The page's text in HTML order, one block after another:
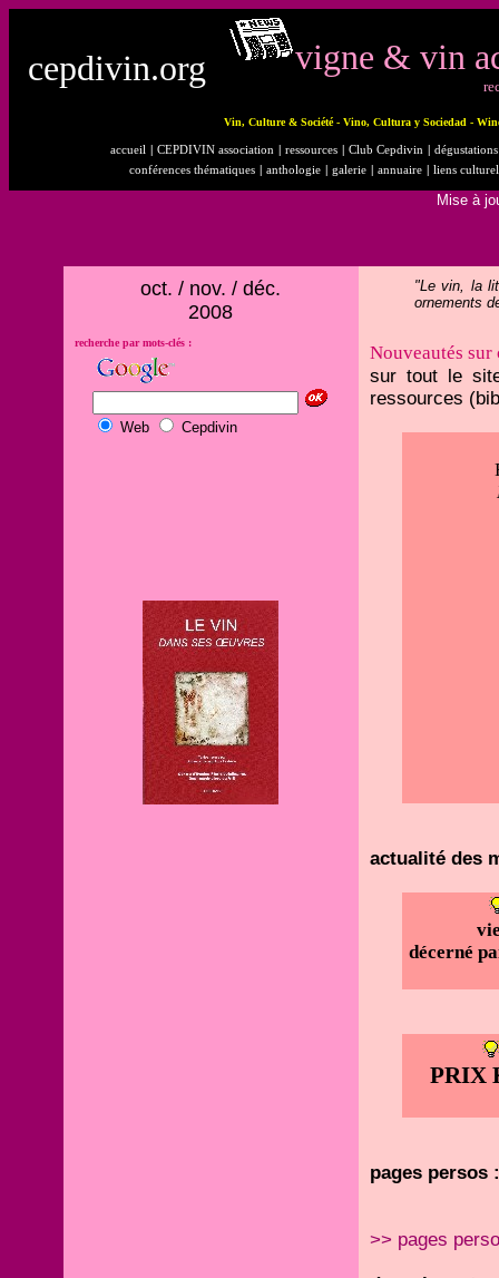
cepdivin.org vigne & vin
Vin, Culture & Société - Vino, Cultura y Sociedad -
accueil CEPDIVIN association ressources Club Cepdivin
conférences thématiques
anthologie galerie annuaire liens
Mise à
oct. / nov. / déc.
2008
recherche par mots-clés :
Web Cepdivin
"Le vin, la
ornements
Nouveautés
sur tout le
ressources
actualité des
décerné
PRIX
pages persos :
>> pages